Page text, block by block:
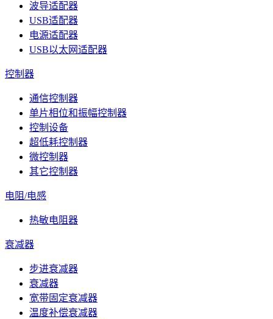
波导适配器
USB适配器
电源适配器
USB以太网适配器
控制器
通信控制器
单片相位和振幅控制器
控制设备
超低耗控制器
微控制器
其它控制器
电阻/电感
热敏电阻器
衰减器
步进衰减器
衰减器
宽带固定衰减器
温度补偿衰减器